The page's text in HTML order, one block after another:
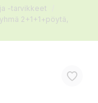
-tarvikkeet
2+1+1+pöytä,